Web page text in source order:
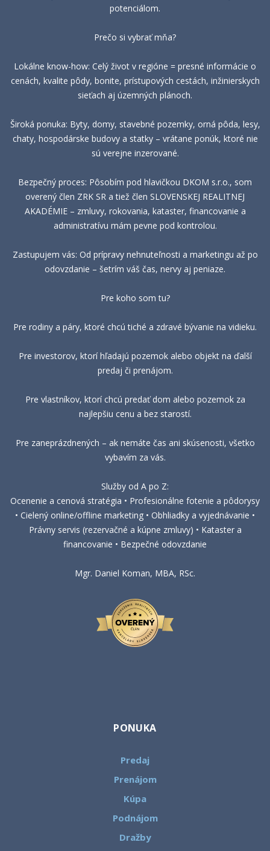
potenciálom.
Prečo si vybrať mňa?
Lokálne know-how: Celý život v regióne = presné informácie o
cenách, kvalite pôdy, bonite, prístupových cestách, inžinierskych
sieťach aj územných plánoch.
Široká ponuka: Byty, domy, stavebné pozemky, orná pôda, lesy,
chaty, hospodárske budovy a statky – vrátane ponúk, ktoré nie
sú verejne inzerované.
Bezpečný proces: Pôsobím pod hlavičkou DKOM s.r.o., som
overený člen ZRK SR a tiež člen SLOVENSKEJ REALITNEJ
AKADÉMIE – zmluvy, rokovania, kataster, financovanie a
administratívu mám pevne pod kontrolou.
Zastupujem vás: Od prípravy nehnuteľnosti a marketingu až po
odovzdanie – šetrím váš čas, nervy aj peniaze.
Pre koho som tu?
Pre rodiny a páry, ktoré chcú tiché a zdravé bývanie na vidieku.
Pre investorov, ktorí hľadajú pozemok alebo objekt na ďalší
predaj či prenájom.
Pre vlastníkov, ktorí chcú predať dom alebo pozemok za
najlepšiu cenu a bez starostí.
Pre zaneprázdnených – ak nemáte čas ani skúsenosti, všetko
vybavím za vás.
Služby od A po Z:
Ocenenie a cenová stratégia • Profesionálne fotenie a pôdorysy
• Cielený online/offline marketing • Obhliadky a vyjednávanie •
Právny servis (rezervačné a kúpne zmluvy) • Kataster a
financovanie • Bezpečné odovzdanie
Mgr. Daniel Koman, MBA, RSc.
PONUKA
Predaj
Prenájom
Kúpa
Podnájom
Dražby